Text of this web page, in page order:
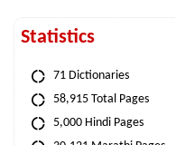
Statistics
71 Dictionaries
58,915 Total Pages
5,000 Hindi Pages